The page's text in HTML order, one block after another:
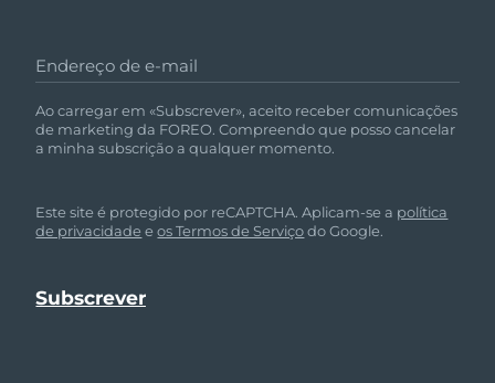
Endereço de e-mail
Ao carregar em «Subscrever», aceito receber comunicações
de marketing da FOREO. Compreendo que posso cancelar
a minha subscrição a qualquer momento.
Este site é protegido por reCAPTCHA. Aplicam-se a política
de privacidade eos Termos de Serviçodo Google.